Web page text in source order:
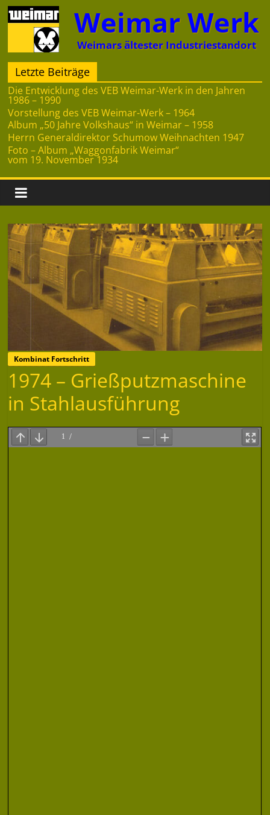
Zum
Inhalt
springen
Weimar Werk
Weimars ältester Industriestandort
Letzte Beiträge
Die Entwicklung des VEB Weimar-Werk in den Jahren
1986 – 1990
Vorstellung des VEB Weimar-Werk – 1964
Album „50 Jahre Volkshaus“ in Weimar – 1958
Herrn Generaldirektor Schumow Weihnachten 1947
Foto – Album „Waggonfabrik Weimar“
vom 19. November 1934
Kombinat Fortschritt
1974 – Grießputzmaschine
in Stahlausführung